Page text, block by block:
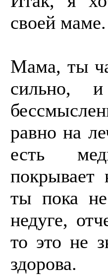
своей маме.
Мама, ты
сильно,
равно на
есть
покрывает
ты пока
недуге,
то это не
здорова.